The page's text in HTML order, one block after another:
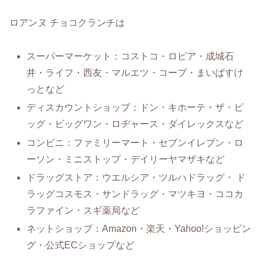
ロアンヌ チョコクランチは
スーパーマーケット：コストコ・ロピア・成城石
井・ライフ・西友・マルエツ・コープ・まいばすけ
っとなど
ディスカウントショップ：ドン・キホーテ・ザ・ビ
ッグ・ビッグワン・ロヂャース・ダイレックスなど
コンビニ：ファミリーマート・セブンイレブン・ロ
ーソン・ミニストップ・デイリーヤマザキなど
ドラッグストア：ウエルシア・ツルハドラッグ・ ド
ラッグコスモス・サンドラッグ・マツキヨ・ココカ
ラファイン・スギ薬局など
ネットショップ：Amazon・楽天・Yahoo!ショッピン
グ・公式ECショップなど